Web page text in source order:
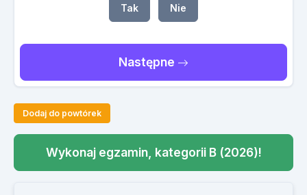
Tak Nie
Następne
Dodaj do powtórek
Wykonaj egzamin, kategorii B (2026)!